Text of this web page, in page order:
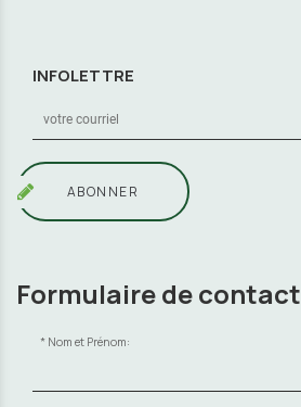
INFOLETTRE
ABONNER
Formulaire de contact
Nom et Prénom: